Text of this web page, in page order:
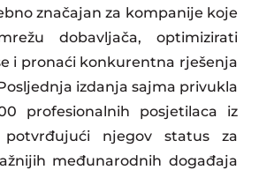
značajan za kompanije koje
dobavljača, optimizirati
i pronaći konkurentna rješenja
izdanja sajma privukla
profesionalnih posjetilaca iz
potvrđujući njegov status za
međunarodnih događaja